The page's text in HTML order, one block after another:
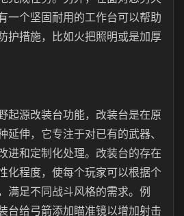
一个坚固耐用的工作台可以帮助
护措施，比如火把照明或是加厚
起源改装台功能，改装台是在原
延伸，它专注于对已有的武器、
进和定制化处理。改装台的存在
化程度，使每个玩家可以根据个
满足不同战斗风格的需求。例
台给弓箭添加瞄准镜以增加射击